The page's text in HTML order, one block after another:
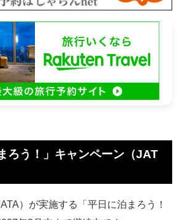
ろう！」キャンペーン（JAT
）が実施する「平日に泊まろう！